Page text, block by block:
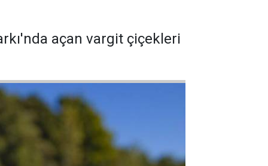
açan vargit çiçekleri